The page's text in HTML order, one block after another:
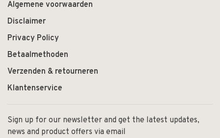
Algemene voorwaarden
Disclaimer
Privacy Policy
Betaalmethoden
Verzenden & retourneren
Klantenservice
Sign up for our newsletter and get the latest updates,
news and product offers via email